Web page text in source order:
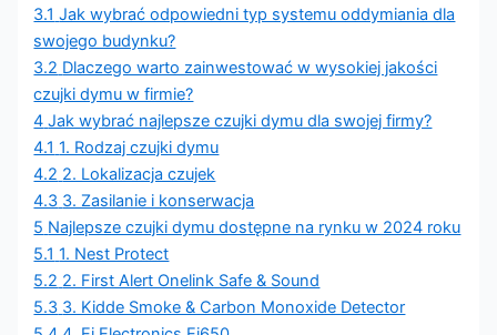
X
3.1 Jak wybrać odpowiedni typ systemu oddymiania dla
swojego budynku?
3.2 Dlaczego warto zainwestować w wysokiej jakości
czujki dymu w firmie?
4 Jak wybrać najlepsze czujki dymu dla swojej firmy?
4.1 1. Rodzaj czujki dymu
4.2 2. Lokalizacja czujek
4.3 3. Zasilanie i konserwacja
5 Najlepsze czujki dymu dostępne na rynku w 2024 roku
5.1 1. Nest Protect
5.2 2. First Alert Onelink Safe & Sound
5.3 3. Kidde Smoke & Carbon Monoxide Detector